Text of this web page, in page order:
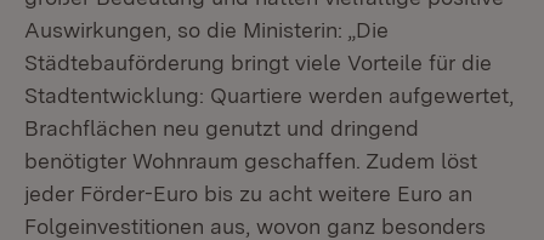
Auswirkungen, so die Ministerin: „Die
Städtebauförderung bringt viele Vorteile für die
Stadtentwicklung: Quartiere werden aufgewertet,
Brachflächen neu genutzt und dringend
benötigter Wohnraum geschaffen. Zudem löst
jeder Förder-Euro bis zu acht weitere Euro an
Folgeinvestitionen aus, wovon ganz besonders